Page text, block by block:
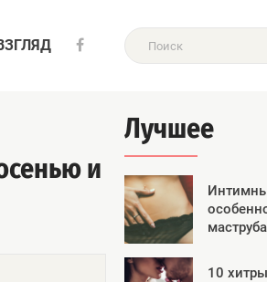
и
Лучшее
10